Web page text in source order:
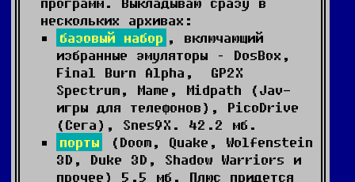
нескольких архивах:
базовый набор , включающий
избранные эмуляторы – DosBox,
Final Burn Alpha, GP2X
Spectrum, Mame, Midpath (Jav-
игры для телефонов), PicoDrive
(Сега), Snes9X. 42.2 мб.
порты
(Doom, Quake, Wolfenstein
3D, Duke 3D, Shadow Warriors и
прочее) 5.5 мб. Плюс придется